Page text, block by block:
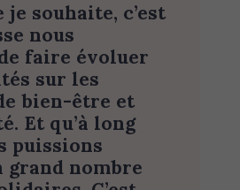
je souhaite, c’est
nous
faire évoluer
sur les
bien-être et
Et qu’à long
puissions
grand nombre